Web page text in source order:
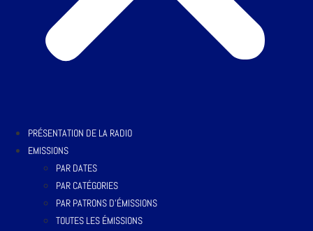
PRÉSENTATION DE LA RADIO
EMISSIONS
PAR DATES
PAR CATÉGORIES
PAR PATRONS D’ÉMISSIONS
TOUTES LES ÉMISSIONS